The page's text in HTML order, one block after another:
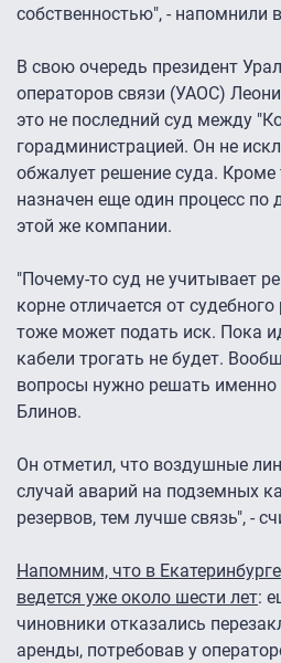
собственностью", - напомнили
В свою очередь президент
операторов связи (УАОС)
это не последний суд между
горадминистрацией. Он не
обжалует решение суда. Кроме
назначен еще один процесс по
этой же компании.
"Почему-то суд не учитывает
корне отличается от
тоже может подать иск. Пока
кабели трогать не будет.
вопросы нужно решать именно
Блинов.
Он отметил, что воздушные
случай аварий на подземных
резервов, тем лучше связь", -
Напомним, что в
ведется уже около шести лет:
чиновники отказались
аренды, потребовав у